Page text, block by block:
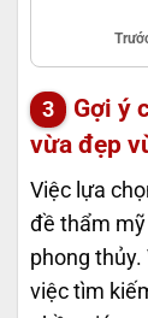
Gợi ý
vừa đẹp
Việc lựa
đề thẩm
phong
việc tìm